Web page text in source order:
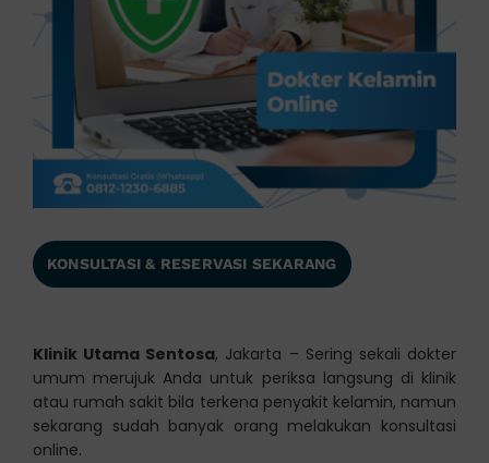
KONSULTASI & RESERVASI SEKARANG
Klinik Utama Sentosa, Jakarta – Sering sekali dokter
umum merujuk Anda untuk periksa langsung di klinik
atau rumah sakit bila terkena penyakit kelamin, namun
sekarang sudah banyak orang melakukan konsultasi
online.